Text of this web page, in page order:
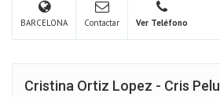
BARCELONA Contactar Ver Teléfono
Cristina Ortiz Lopez - Cris Pelu